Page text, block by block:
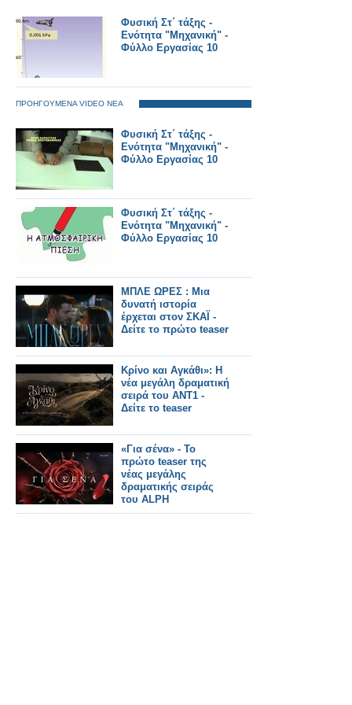
Φυσική Στ΄ τάξης -
Ενότητα "Μηχανική" -
Φύλλο Εργασίας 10
ΠΡΟΗΓΟΥΜΕΝΑ VIDEO ΝΕΑ
Φυσική Στ΄ τάξης -
Ενότητα "Μηχανική" -
Φύλλο Εργασίας 10
Φυσική Στ΄ τάξης -
Ενότητα "Μηχανική" -
Φύλλο Εργασίας 10
ΜΠΛΕ ΩΡΕΣ : Μια
δυνατή ιστορία
έρχεται στον ΣΚΑΪ -
Δείτε το πρώτο teaser
Κρίνο και Αγκάθι»: Η
νέα μεγάλη δραματική
σειρά του ΑΝΤ1 -
Δείτε το teaser
«Για σένα» - Το
πρώτο teaser της
νέας μεγάλης
δραματικής σειράς
του ALPH